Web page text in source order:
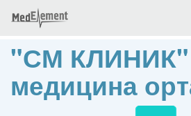
"СМ КЛИНИК"
медицина